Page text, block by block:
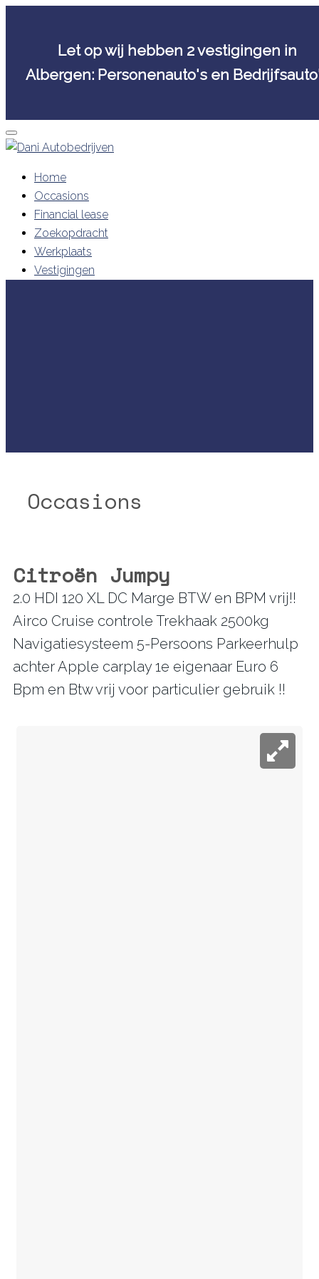
Let op wij hebben 2 vestigingen in
Albergen: Personenauto's en
Skip
to
Home
Occasions
Financial lease
Zoekopdracht
Werkplaats
Vestigingen
Occasions
Citroën Jumpy
2.0 HDI 120 XL DC Marge BTW en BPM vrij!!
Airco Cruise controle Trekhaak 2500kg
Navigatiesysteem 5-Persoons Parkeerhulp
achter Apple carplay 1e eigenaar Euro 6
Bpm en Btw vrij voor particulier gebruik !!